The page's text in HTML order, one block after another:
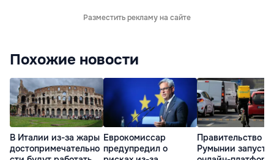
Разместить рекламу на сайте
Похожие новости
В Италии из-за жары
достопримечательно
Еврокомиссар
предупредил о
Правительство
Румынии